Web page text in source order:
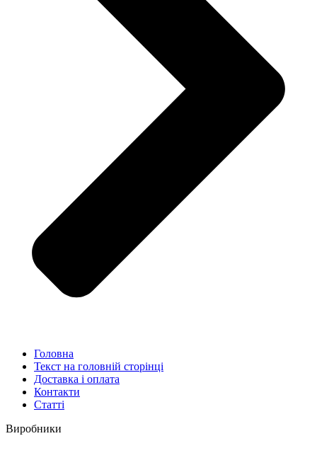
Головна
Текст на головній сторінці
Доставка і оплата
Контакти
Статті
Виробники